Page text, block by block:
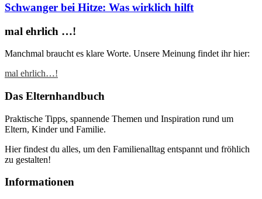
Schwanger bei Hitze: Was wirklich hilft
mal ehrlich …!
Manchmal braucht es klare Worte. Unsere Meinung findet ihr hier:
mal ehrlich…!
Das Elternhandbuch
Praktische Tipps, spannende Themen und Inspiration rund um
Eltern, Kinder und Familie.
Hier findest du alles, um den Familienalltag entspannt und fröhlich
zu gestalten!
Informationen